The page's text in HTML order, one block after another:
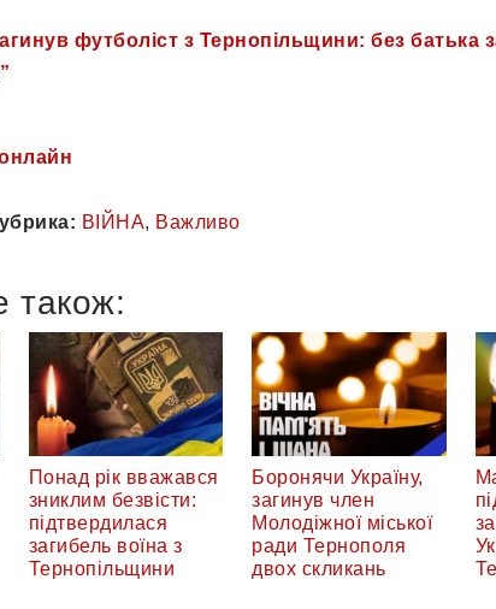
футболіст з Тернопільщини: без батька
ВІЙНА, Важливо
також:
Понад рік вважався
зниклим безвісти:
підтвердилася
загибель воїна з
Тернопільщини
Боронячи Україну,
загинув член
Молодіжної міської
ради Тернополя
двох скликань